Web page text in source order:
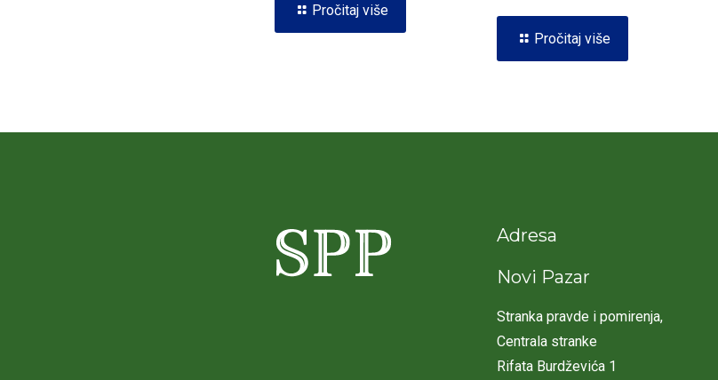
Pročitaj više
Pročitaj više
Adresa
Novi Pazar
Stranka pravde i pomirenja,
Centrala stranke
Rifata Burdževića 1